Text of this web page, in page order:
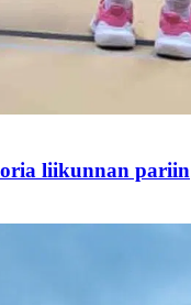
liikunnan pariin